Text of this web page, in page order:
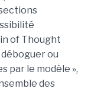
of Thought
ou
par le modèle »,
des